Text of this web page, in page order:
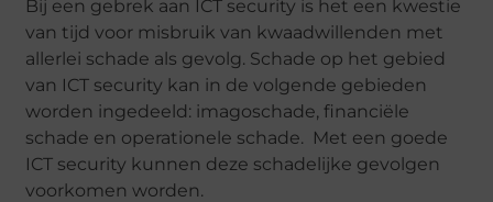
Bij een gebrek aan ICT security is het een kwestie
van tijd voor misbruik van kwaadwillenden met
allerlei schade als gevolg. Schade op het gebied
van ICT security kan in de volgende gebieden
worden ingedeeld: imagoschade, financiële
schade en operationele schade. Met een goede
ICT security kunnen deze schadelijke gevolgen
voorkomen worden.